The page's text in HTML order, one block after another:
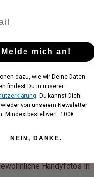
inkl. MwSt. zzgl. Versandkosten
Handyfotos in
Melde mich an!
dazu, wie wir Deine Daten
findest Du in unserer
. Du kannst Dich
von unserem Newsletter
Mindestbestellwert: 100€
NEIN, DANKE.